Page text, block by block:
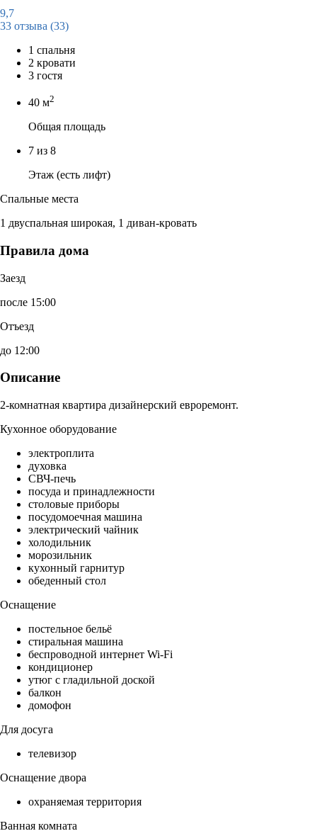
9,7
33 отзыва (33)
1 спальня
2 кровати
3 гостя
40 м2
Общая площадь
7 из 8
Этаж (есть лифт)
Спальные места
1 двуспальная широкая, 1 диван-кровать
Правила дома
Заезд
после 15:00
Отъезд
до 12:00
Описание
2-комнатная квартира дизайнерский евроремонт.
Кухонное оборудование
электроплита
духовка
СВЧ-печь
посуда и принадлежности
столовые приборы
посудомоечная машина
электрический чайник
холодильник
морозильник
кухонный гарнитур
обеденный стол
Оснащение
постельное бельё
стиральная машина
беспроводной интернет Wi-Fi
кондиционер
утюг с гладильной доской
балкон
домофон
Для досуга
телевизор
Оснащение двора
охраняемая территория
Ванная комната